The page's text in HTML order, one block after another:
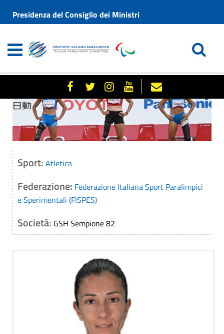
Presidenza del Consiglio dei Ministri
Sport: Atletica
Federazione: Federazione Italiana Sport Paralimpici
e Sperimentali (FISPES)
Società: GSH Sempione 82